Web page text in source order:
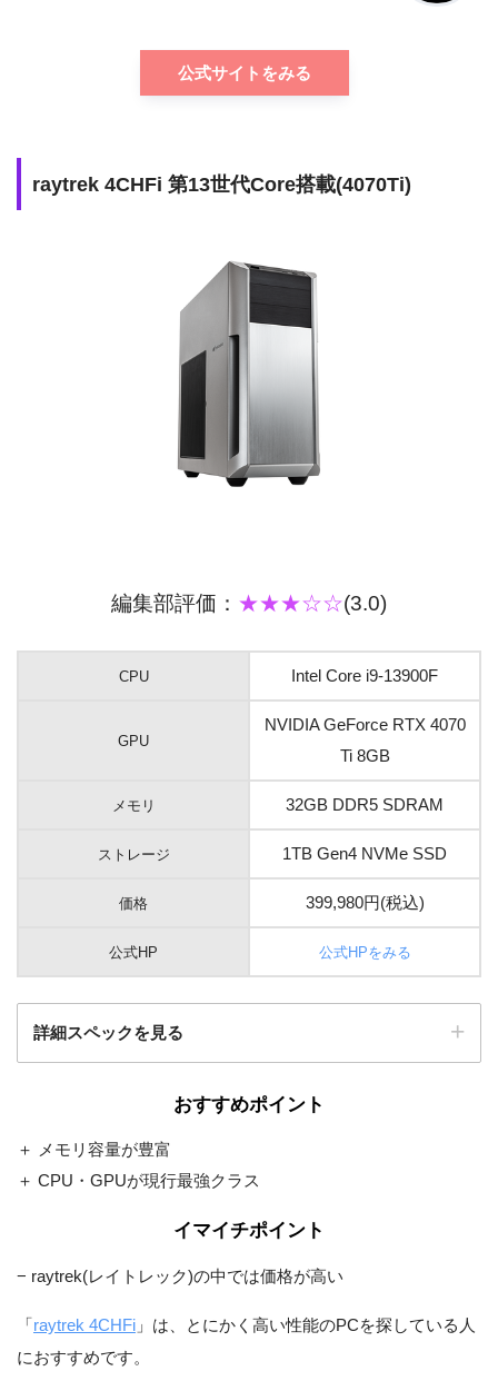
公式サイトをみる
raytrek 4CHFi 第13世代Core搭載(4070Ti)
編集部評価： ★★★☆☆(3.0)
CPU Intel Core i9-13900F
GPU
NVIDIA GeForce RTX 4070
Ti 8GB
メモリ 32GB DDR5 SDRAM
ストレージ 1TB Gen4 NVMe SSD
価格 399,980円(税込)
公式HP 公式HPをみる
詳細スペックを見る
Windows 11 Home 64ビット
750W 静音電源 80PLUS GO
光学ドライブ
ブ
おすすめポイント
＋ メモリ容量が豊富
＋ CPU・GPUが現行最強クラス
イマイチポイント
− raytrek(レイトレック)の中では価格が高い
「raytrek 4CHFi 」は、とにかく高い性能のPCを探している人
におすすめです。